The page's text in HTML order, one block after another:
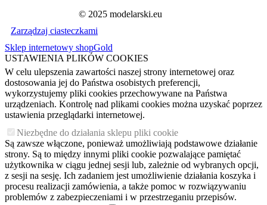
© 2025 modelarski.eu
Zarządzaj ciasteczkami
Sklep internetowy shopGold
USTAWIENIA PLIKÓW COOKIES
W celu ulepszenia zawartości naszej strony internetowej oraz
dostosowania jej do Państwa osobistych preferencji,
wykorzystujemy pliki cookies przechowywane na Państwa
urządzeniach. Kontrolę nad plikami cookies można uzyskać poprzez
ustawienia przeglądarki internetowej.
Niezbędne do działania sklepu pliki cookie
Są zawsze włączone, ponieważ umożliwiają podstawowe działanie
strony. Są to między innymi pliki cookie pozwalające pamiętać
użytkownika w ciągu jednej sesji lub, zależnie od wybranych opcji,
z sesji na sesję. Ich zadaniem jest umożliwienie działania koszyka i
procesu realizacji zamówienia, a także pomoc w rozwiązywaniu
problemów z zabezpieczeniami i w przestrzeganiu przepisów.